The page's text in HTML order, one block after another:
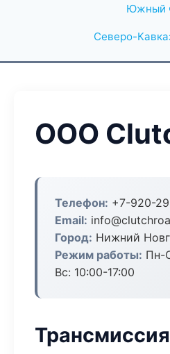
Южный
Северо-
ООО
Телефон: +7-920-
Email:
Город: Нижний
Режим работы: Пн-
Вс: 10:00-17:00